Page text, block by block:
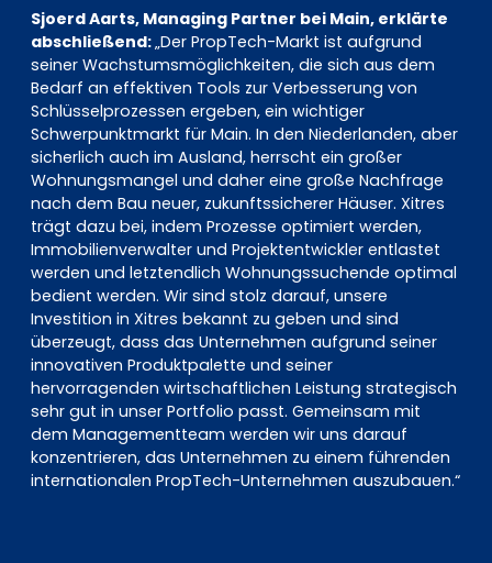
Sjoerd Aarts, Managing Partner bei Main, erklärte
abschließend:„Der PropTech-Markt ist aufgrund
seiner Wachstumsmöglichkeiten, die sich aus dem
Bedarf an effektiven Tools zur Verbesserung von
Schlüsselprozessen ergeben, ein wichtiger
Schwerpunktmarkt für Main. In den Niederlanden, aber
sicherlich auch im Ausland, herrscht ein großer
Wohnungsmangel und daher eine große Nachfrage
nach dem Bau neuer, zukunftssicherer Häuser. Xitres
trägt dazu bei, indem Prozesse optimiert werden,
Immobilienverwalter und Projektentwickler entlastet
werden und letztendlich Wohnungssuchende optimal
bedient werden. Wir sind stolz darauf, unsere
Investition in Xitres bekannt zu geben und sind
überzeugt, dass das Unternehmen aufgrund seiner
innovativen Produktpalette und seiner
hervorragenden wirtschaftlichen Leistung strategisch
sehr gut in unser Portfolio passt. Gemeinsam mit
dem Managementteam werden wir uns darauf
konzentrieren, das Unternehmen zu einem führenden
internationalen PropTech-Unternehmen auszubauen.“